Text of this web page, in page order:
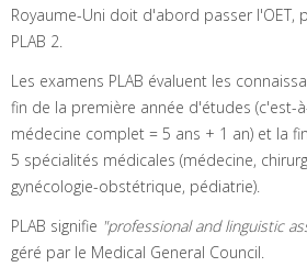
Royaume-Uni doit d'abord passer l'OET,
PLAB 2.
Les examens PLAB évaluent les
fin de la première année d'études (c'est-
médecine complet = 5 ans + 1 an) et la
5 spécialités médicales (médecine,
gynécologie-obstétrique, pédiatrie).
PLAB signifie "professional and linguistic
géré par le Medical General Council.